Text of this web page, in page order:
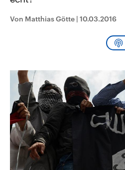
und Hintergründe zu den Parteien
und Kandidaten der anstehenden
Sendungen Programm
Von Matthias Götte | 10.03.2016